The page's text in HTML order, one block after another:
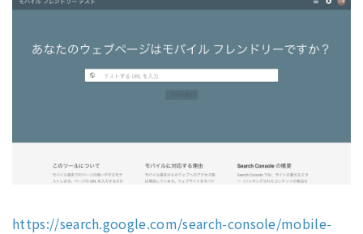
https://search.google.com/search-console/mobile-